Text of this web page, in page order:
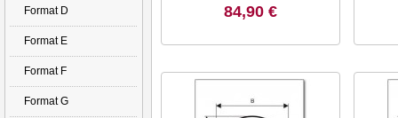
84,90 €
Format D
Format E
Format F
Format G